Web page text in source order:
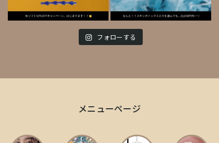
フォローする
メニューページ